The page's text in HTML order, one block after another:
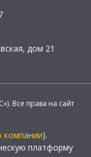
дом 21
Все права на сайт
компании).
платформу